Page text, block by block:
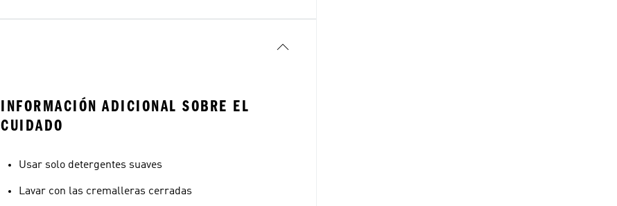
INFORMACIÓN ADICIONAL SOBRE EL
CUIDADO
Usar solo detergentes suaves
Lavar con las cremalleras cerradas